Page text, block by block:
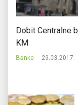
Dobit Centralne
KM
Banke 29.03.2017.